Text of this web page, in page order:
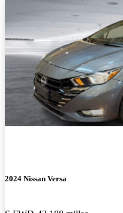
2024 Nissan Versa